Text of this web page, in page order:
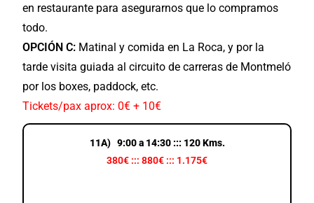
en restaurante para asegurarnos que lo compramos
todo.
OPCIÓN C: Matinal y comida en La Roca, y por la
tarde visita guiada al circuito de carreras de Montmeló
por los boxes, paddock, etc.
Tickets/pax aprox: 0€ + 10€
11A) 9:00 a 14:30 ::: 120 Kms.
380€ ::: 880€ ::: 1.175€